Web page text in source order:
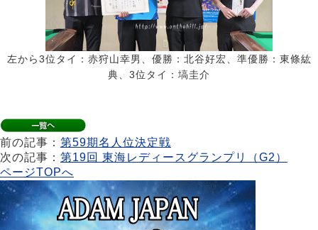
左から3位タイ：赤狩山幸男、優勝：北谷好宏、準優勝：東條紘
典、3位タイ：塙圭介
前の記事： 第59期名人位決定戦
次の記事： 第19回 東海レディースグランプリ（G2）
ページTOPへ